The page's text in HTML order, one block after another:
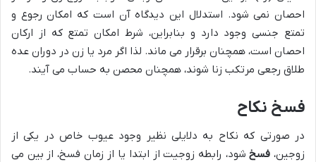
احصان نمی شود. استدلال این دیدگاه آن است که امکان رجوع و
تمتع جنسی وجود دارد و بنابراین، شرط امکان تمتع که از ارکان
احصان است، همچنان برقرار می ماند. لذا اگر مرد یا زن در دوران عده
طلاق رجعی مرتکب زنا شوند، همچنان محصن به حساب می آیند.
فسخ نکاح
در صورتی که نکاح به دلایلی نظیر وجود عیوب خاص در یکی از
زوجین، فسخشود، رابطه زوجیت از ابتدا یا از زمان فسخ، از بین می